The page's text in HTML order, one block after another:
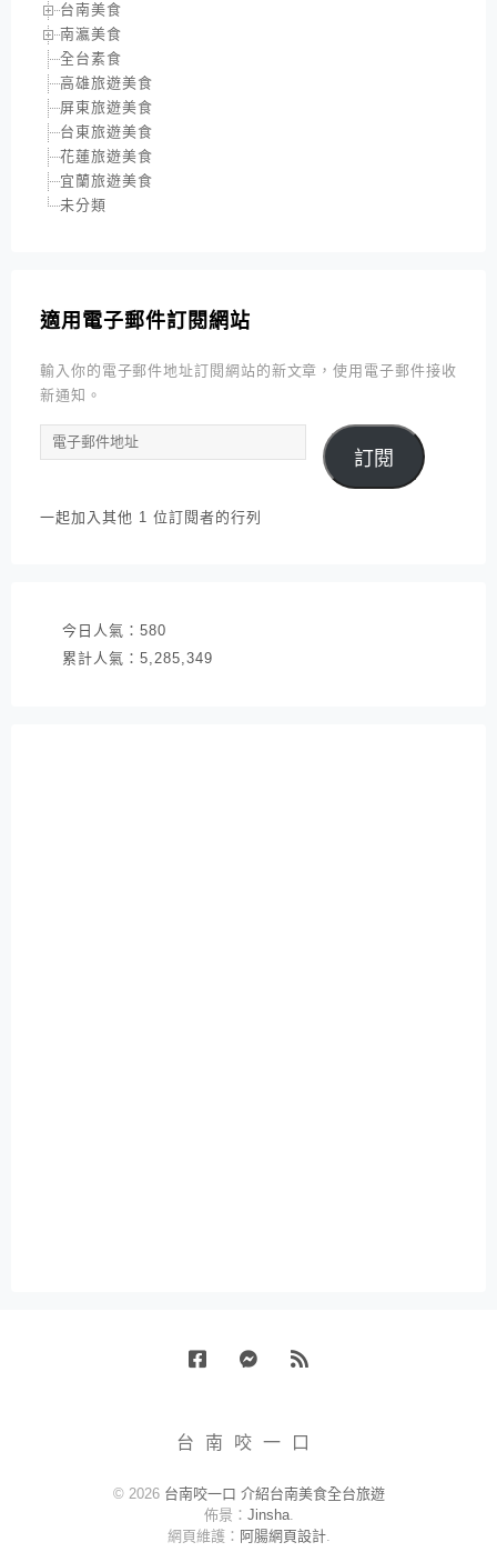
台南美食
南瀛美食
全台素食
高雄旅遊美食
屏東旅遊美食
台東旅遊美食
花蓮旅遊美食
宜蘭旅遊美食
未分類
適用電子郵件訂閱網站
輸入你的電子郵件地址訂閱網站的新文章，使用電子郵件接收
新通知。
電
子
件
訂閱
一起加入其他 1 位訂閱者的行列
今日人氣： 580
累計人氣： 5,285,349
台南咬一口
© 2026 台南咬一口 介紹台南美食全台旅遊
佈景： Jinsha.
網頁維護： 阿腸網頁設計.